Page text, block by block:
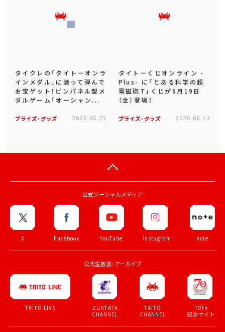
タイクレの「タイトーオンラ
インメダル」に潜って弾んで
お宝ゲット！ピンパネル型メ
ダルゲーム「オーシャン...
プライズ・グッズ 2026.06.25
タイトーくじオンライン -
Plus- に「とある科学の超
電磁砲T」くじが6月19日
（金）登場！
プライズ・グッズ 2026.06.12
公式ソーシャルメディア
X Facebook YouTube Instagram note
公式生放送・アーカイブ
TAITO LIVE
ZUNTATA
CHANNEL
TAITO
CHANNEL
70th
記念サイト